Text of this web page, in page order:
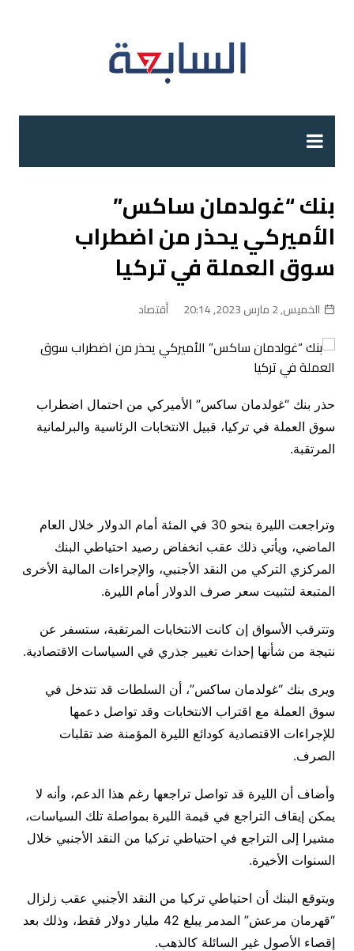
بنك “غولدمان ساكس”
الأميركي يحذر من اضطراب
سوق العملة في تركيا
الخميس, 2 مارس 2023, 20:14 أقتصاد
حذر بنك “غولدمان ساكس” الأميركي من احتمال اضطراب
سوق العملة في تركيا، قبيل الانتخابات الرئاسية والبرلمانية
المرتقبة.
وتراجعت الليرة بنحو 30 في المئة أمام الدولار خلال العام
الماضي، ويأتي ذلك عقب انخفاض رصيد احتياطي البنك
المركزي التركي من النقد الأجنبي، والإجراءات المالية الأخرى
المتبعة لتثبيت سعر صرف الدولار أمام الليرة.
وتترقب الأسواق إن كانت الانتخابات المرتقبة، ستسفر عن
نتيجة من شأنها إحداث تغيير جذري في السياسات الاقتصادية.
ويرى بنك “غولدمان ساكس”، أن السلطات قد تتدخل في
سوق العملة مع اقتراب الانتخابات وقد تواصل دعمها
للإجراءات الاقتصادية كودائع الليرة المؤمنة ضد تقلبات
الصرف.
وأضاف أن الليرة قد تواصل تراجعها رغم هذا الدعم، وأنه لا
يمكن إيقاف التراجع في قيمة الليرة بمواصلة تلك السياسات،
مشيرا إلى التراجع في احتياطي تركيا من النقد الأجنبي خلال
السنوات الأخيرة.
ويتوقع البنك أن احتياطي تركيا من النقد الأجنبي عقب زلزال
“قهرمان مرعش” المدمر يبلغ 42 مليار دولار فقط، وذلك بعد
إقصاء الأصول غير السائلة كالذهب.